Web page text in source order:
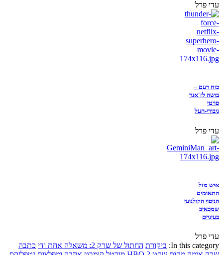
עדי פרל
כוח רעם –
בושה לז'אנר
סרטי
גיבורי-העל
עדי פרל
איש מזל
התאומים –
הניסוי הקולנועי
שמכאיב
בעיניים
עדי פרל
In this category: ביקורת החתול של שרק 2: משאלה אחת ודי
כתבה